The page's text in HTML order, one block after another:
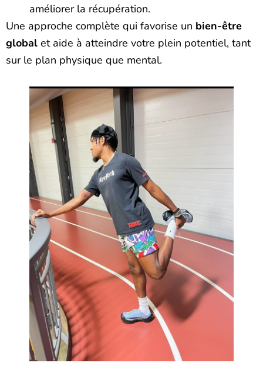
améliorer la récupération.
Une approche complète qui favorise un bien-être
global et aide à atteindre votre plein potentiel, tant
sur le plan physique que mental.